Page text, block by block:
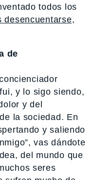
todos los
desencuentarse,
de
y lo sigo siendo,
y del
la sociedad. En
y saliendo
vas dándote
del mundo que
seres